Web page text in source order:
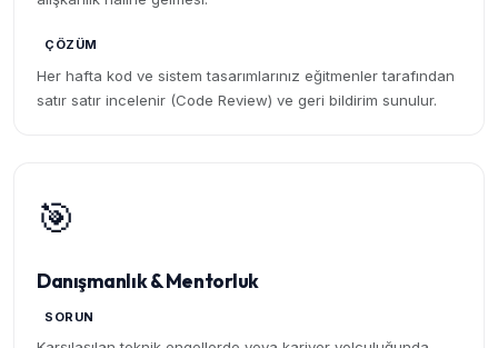
ÇÖZÜM
Her hafta kod ve sistem tasarımlarınız eğitmenler tarafından
satır satır incelenir (Code Review) ve geri bildirim sunulur.
🎯
Danışmanlık & Mentorluk
SORUN